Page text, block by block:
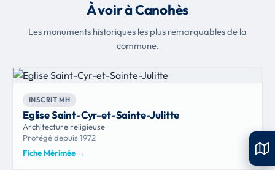
À voir à Canohès
Les monuments historiques les plus remarquables de la
commune.
INSCRIT MH
Eglise Saint-Cyr-et-Sainte-Julitte
Architecture religieuse
Protégé depuis 1972
Fiche Mérimée →